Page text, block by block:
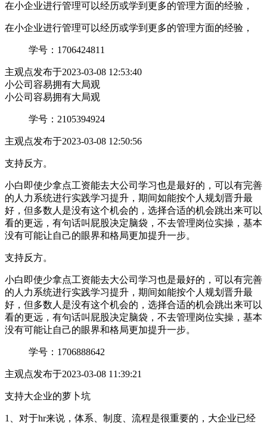
在小企业进行管理可以经历或学到更多的管理方面的经验，
在小企业进行管理可以经历或学到更多的管理方面的经验，
学号：1706424811
主观点发布于2023-03-08 12:53:40
小公司容易拥有大局观
小公司容易拥有大局观
学号：2105394924
主观点发布于2023-03-08 12:50:56
支持反方。
小白即使少拿点工资能去大公司学习也是最好的，可以有完善
的人力系统进行实践学习提升，期间如能按个人规划晋升最
好，但多数人是没有这个机会的，选择合适的机会跳出来可以
看的更远，有句话叫屁股决定脑袋，不去管理岗位实操，基本
没有可能让自己的眼界和格局更加提升一步。
支持反方。
小白即使少拿点工资能去大公司学习也是最好的，可以有完善
的人力系统进行实践学习提升，期间如能按个人规划晋升最
好，但多数人是没有这个机会的，选择合适的机会跳出来可以
看的更远，有句话叫屁股决定脑袋，不去管理岗位实操，基本
没有可能让自己的眼界和格局更加提升一步。
学号：1706888642
主观点发布于2023-03-08 11:39:21
支持大企业的萝卜坑
1、对于hr来说，体系、制度、流程是很重要的，大企业已经